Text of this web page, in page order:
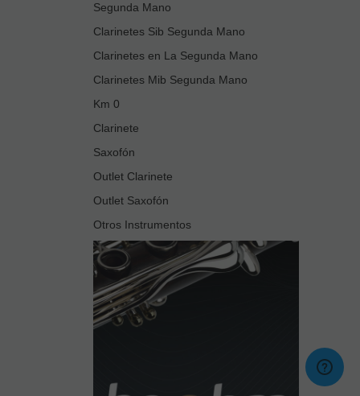
Segunda Mano
Clarinetes Sib Segunda Mano
Clarinetes en La Segunda Mano
Clarinetes Mib Segunda Mano
Km 0
Clarinete
Saxofón
Outlet Clarinete
Outlet Saxofón
Otros Instrumentos